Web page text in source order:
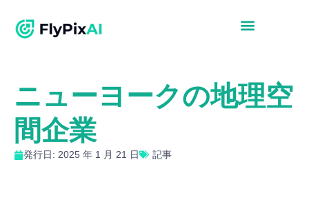
ニューヨークの地理空
間企業
発行日: 2025 年 1 月 21 日 記事